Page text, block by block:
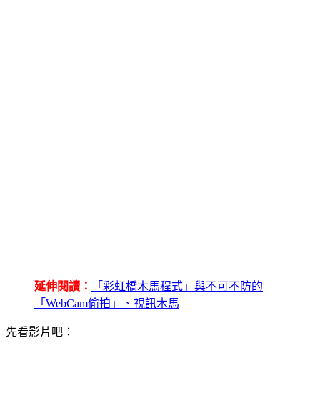
延伸閱讀：
「彩虹橋木馬程式」與不可不防的
「WebCam偷拍」、視訊木馬
先看影片吧：